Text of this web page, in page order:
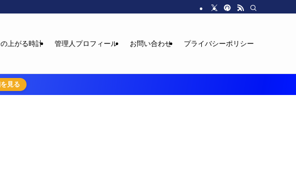
上がる時計 管理人プロフィール お問い合わせ プライバシーポリシー
見る